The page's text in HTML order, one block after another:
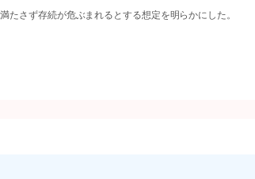
さず存続が危ぶまれるとする想定を明らかにした。